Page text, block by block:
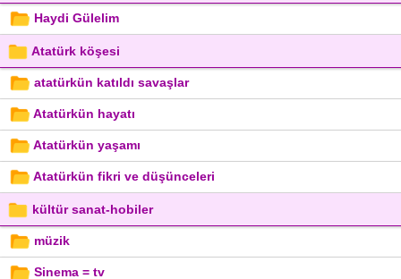
Haydi Gülelim
Atatürk köşesi
atatürkün katıldı savaşlar
Atatürkün hayatı
Atatürkün yaşamı
Atatürkün fikri ve düşünceleri
kültür sanat-hobiler
müzik
Sinema = tv